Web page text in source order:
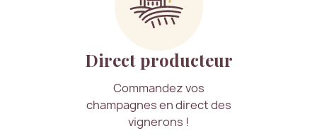
Direct producteur
Commandez vos
champagnes en direct des
vignerons !